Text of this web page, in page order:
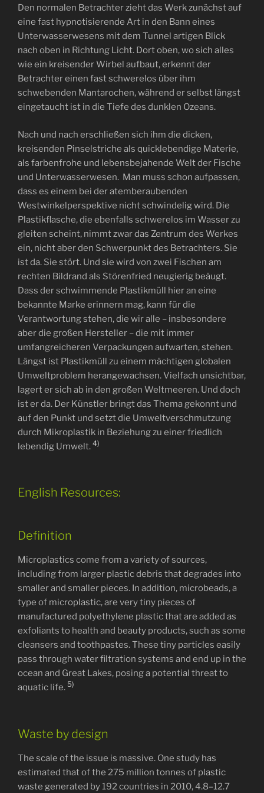
Den normalen Betrachter zieht das Werk zunächst auf
eine fast hypnotisierende Art in den Bann eines
Unterwasserwesens mit dem Tunnel artigen Blick
nach oben in Richtung Licht. Dort oben, wo sich alles
wie ein kreisender Wirbel aufbaut, erkennt der
Betrachter einen fast schwerelos über ihm
schwebenden Mantarochen, während er selbst längst
eingetaucht ist in die Tiefe des dunklen Ozeans.
Nach und nach erschließen sich ihm die dicken,
kreisenden Pinselstriche als quicklebendige Materie,
als farbenfrohe und lebensbejahende Welt der Fische
und Unterwasserwesen. Man muss schon aufpassen,
dass es einem bei der atemberaubenden
Westwinkelperspektive nicht schwindelig wird. Die
Plastikflasche, die ebenfalls schwerelos im Wasser zu
gleiten scheint, nimmt zwar das Zentrum des Werkes
ein, nicht aber den Schwerpunkt des Betrachters. Sie
ist da. Sie stört. Und sie wird von zwei Fischen am
rechten Bildrand als Störenfried neugierig beäugt.
Dass der schwimmende Plastikmüll hier an eine
bekannte Marke erinnern mag, kann für die
Verantwortung stehen, die wir alle – insbesondere
aber die großen Hersteller – die mit immer
umfangreicheren Verpackungen aufwarten, stehen.
Längst ist Plastikmüll zu einem mächtigen globalen
Umweltproblem herangewachsen. Vielfach unsichtbar,
lagert er sich ab in den großen Weltmeeren. Und doch
ist er da. Der Künstler bringt das Thema gekonnt und
auf den Punkt und setzt die Umweltverschmutzung
durch Mikroplastik in Beziehung zu einer friedlich
lebendig Umwelt. 4)
English Resources:
Definition
Microplastics come from a variety of sources,
including from larger plastic debris that degrades into
smaller and smaller pieces. In addition, microbeads, a
type of microplastic, are very tiny pieces of
manufactured polyethylene plastic that are added as
exfoliants to health and beauty products, such as some
cleansers and toothpastes. These tiny particles easily
pass through water filtration systems and end up in the
ocean and Great Lakes, posing a potential threat to
aquatic life. 5)
Waste by design
The scale of the issue is massive. One study has
estimated that of the 275 million tonnes of plastic
waste generated by 192 countries in 2010, 4.8–12.7